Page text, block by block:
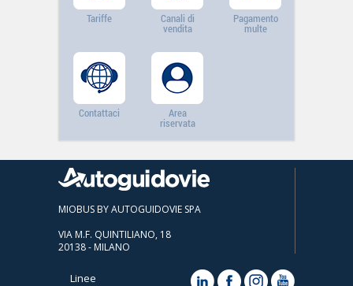
Tariffe Canali di
vendita
Pagamento
multe
Contattaci Area
riservata
MIOBUS BY AUTOGUIDOVIE SPA
VIA M.F. QUINTILIANO, 18
20138 - MILANO
Linee